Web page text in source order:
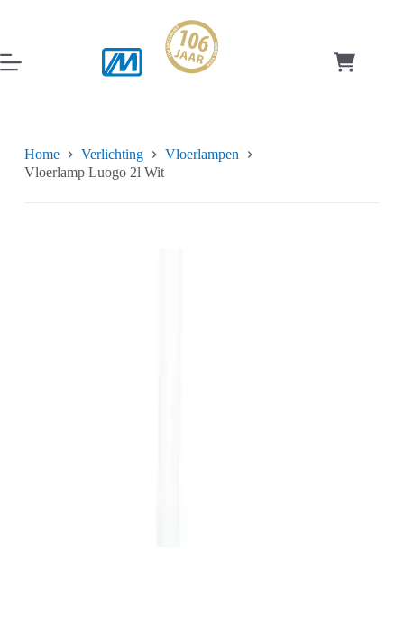
inhoud
Home Verlichting
Vloerlampen
Vloerlamp Luogo 2l Wit